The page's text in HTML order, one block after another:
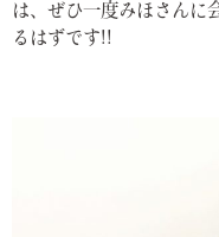
は、ぜひ一度みほさんに
るはずです!!